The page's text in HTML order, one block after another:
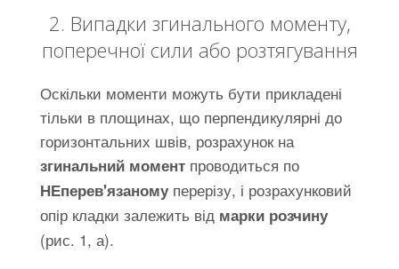
2. Випадки згинального моменту,
поперечної сили або розтягування
Оскільки моменти можуть бути прикладені
тільки в площинах, що перпендикулярні до
горизонтальних швів, розрахунок на
згинальний момент проводиться по
НЕперев'язаномуперерізу, і розрахунковий
опір кладки залежить від марки розчину
(рис. 1, а).